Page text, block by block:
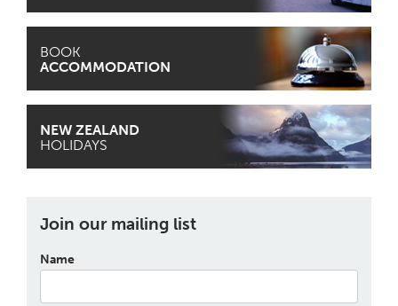
BOOK
ACCOMMODATION
NEW ZEALAND
HOLIDAYS
Join our mailing list
Name